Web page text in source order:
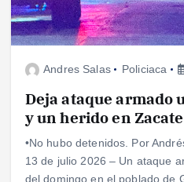
Andres Salas Policiaca
Deja ataque armado
y un herido en
•No hubo detenidos. Por
13 de julio 2026 – Un ataque
del domingo en el poblado de